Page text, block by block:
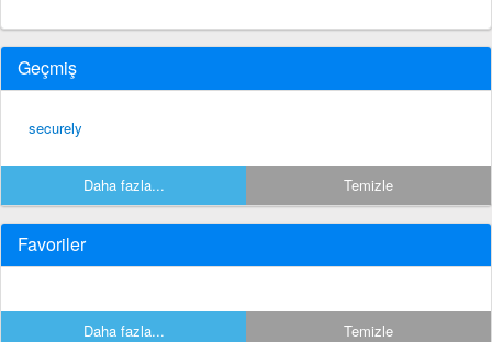
Geçmiş
securely
Daha fazla... Temizle
Favoriler
Daha fazla... Temizle